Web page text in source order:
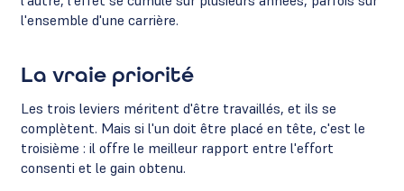
l'ensemble d'une carrière.
La vraie priorité
Les trois leviers méritent d'être travaillés, et ils se
complètent. Mais si l'un doit être placé en tête, c'est le
troisième : il offre le meilleur rapport entre l'effort
consenti et le gain obtenu.